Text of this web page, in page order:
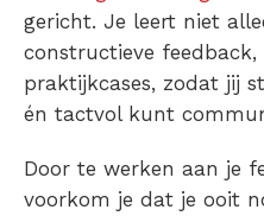
gericht. Je leert niet
constructieve
praktijkcases, zodat jij
én tactvol kunt
Door te werken aan je
voorkom je dat je ooit